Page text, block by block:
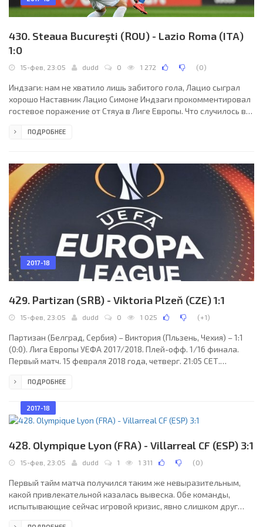
430. Steaua Bucureşti (ROU) - Lazio Roma (ITA)
1:0
15-фев, 23:05 dudd 0 1 272 (0)
Индзаги: нам не хватило лишь забитого гола, Лацио сыграл
хорошо Наставник Лацио Симоне Индзаги прокомментировал
гостевое поражение от Стяуа в Лиге Европы. Что случилось в
Однако если Лацио и в ответном поединке сыграет также, то
ПОДРОБНЕЕ
2017-18
429. Partizan (SRB) - Viktoria Plzeň (CZE) 1:1
15-фев, 23:05 dudd 0 1 025 (+1)
Партизан (Белград, Сербия) – Виктория (Пльзень, Чехия) – 1:1
(0:0). Лига Европы УЕФА 2017/2018. Плей-офф. 1/16 финала.
Первый матч. 15 февраля 2018 года, четверг. 21:05 СЕТ.
Партизан. 21568 зрителей (66 % при вместимости 32710).
Ассистенты: Полихронис Костарас (Греция), Лазарос
Димитриадис (Греция). Резервный арбитр: Хрисула Куробилия
ПОДРОБНЕЕ
2017-18
428. Olympique Lyon (FRA) - Villarreal CF (ESP) 3:1
15-фев, 23:05 dudd 1 1 311 (0)
Первый тайм матча получился таким же невыразительным,
какой привлекательной казалась вывеска. Обе команды,
испытывающие сейчас игровой кризис, явно слишком друг